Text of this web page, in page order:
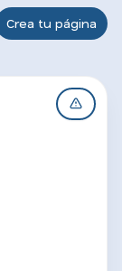
Crea tu página